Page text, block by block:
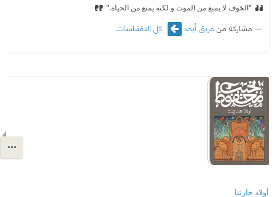
"الخوف لا يمنع من الموت و لكنه يمنع من الحياة."
مشاركة من فريق أبجد كل الاقتباسات
أولاد حارتنا